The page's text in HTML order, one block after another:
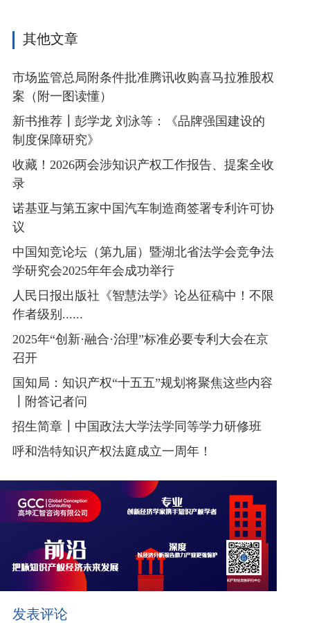
其他文章
市场监管总局附条件批准腾讯收购喜马拉雅股权
案（附一图读懂）
新书推荐┃彭学龙 刘泳等：《品牌强国建设的
制度保障研究》
收藏！2026两会涉知识产权工作报告、提案全收
录
诺基亚与第五家中国汽车制造商签署专利许可协
议
中国知竞论坛（第九届）暨湖北省法学会竞争法
学研究会2025年年会成功举行
人民日报出版社《智慧法学》论丛征稿中！不限
作者级别......
2025年“创新·融合·治理”标准必要专利大会在京
召开
国知局：知识产权“十五五”规划将聚焦这些内容
┃附答记者问
招生简章┃中国政法大学法学同等学力研修班
呼和浩特知识产权法庭成立一周年！
发表评论